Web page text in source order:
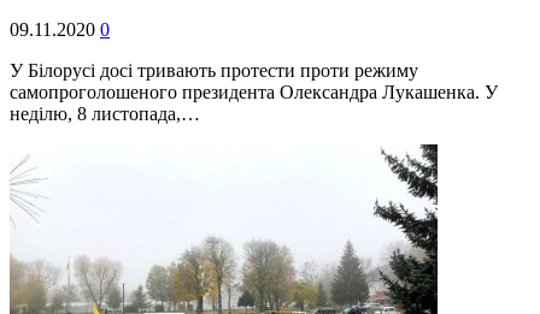
09.11.2020 0
У Білорусі досі тривають протести проти режиму
самопроголошеного президента Олександра Лукашенка. У
неділю, 8 листопада,…